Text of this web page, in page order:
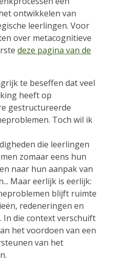
ontwikkelen van
leerlingen. Voor
over metacognitieve
deze pagina van de
te beseffen dat veel
heeft op
gestructureerde
Toch wil ik
die leerlingen
zomaar eens hun
naar hun aanpak van
Maar eerlijk is eerlijk:
blijft ruimte
redeneringen en
In die context verschuift
het voordoen van een
van het